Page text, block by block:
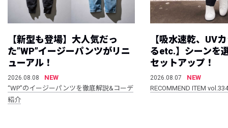
【新型も登場】大人気だっ
た”WP”イージーパンツがリニ
ューアル！
2026.08.08
NEW
“WP”のイージーパンツを徹底解説&コーデ
紹介
【吸水速乾、UV
るetc.】シーンを
セットアップ！
2026.08.07
NEW
RECOMMEND ITEM vol.334